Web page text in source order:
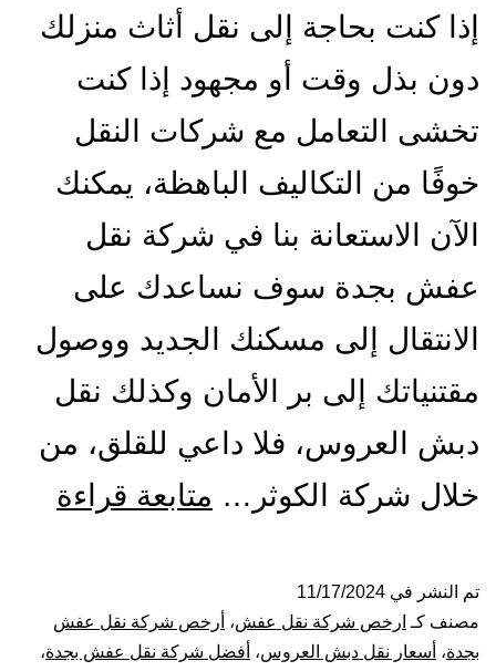
إذا كنت بحاجة إلى نقل أثاث منزلك
دون بذل وقت أو مجهود إذا كنت
تخشى التعامل مع شركات النقل
خوفًا من التكاليف الباهظة، يمكنك
الآن الاستعانة بنا في شركة نقل
عفش بجدة سوف نساعدك على
الانتقال إلى مسكنك الجديد ووصول
مقتنياتك إلى بر الأمان وكذلك نقل
دبش العروس، فلا داعي للقلق، من
خلال شركة الكوثر… متابعة قراءة
تم النشر في 11/17/2024
مصنف كـ ارخص شركة نقل عفش، أرخص شركة نقل عفش
بجدة، أسعار نقل دبش العروس، أفضل شركة نقل عفش بجدة،